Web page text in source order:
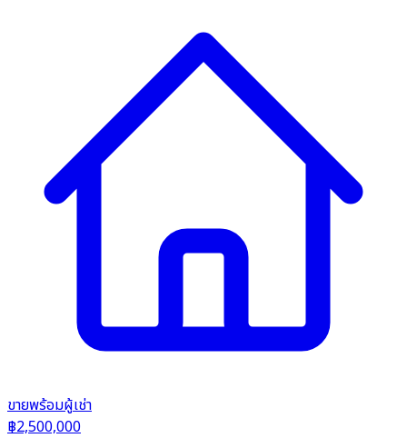
ขายพร้อมผู้เช่า
฿2,500,000